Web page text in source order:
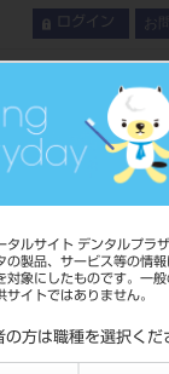
タルサイト デンタルプラ
の製品、サービス等の情
対象にしたものです。一
サイトではありません。
の方は職種を選択くだ
ログイン お
済針付縫合糸 （マイクロ
合わせ
（マイクロサージ
品目コード